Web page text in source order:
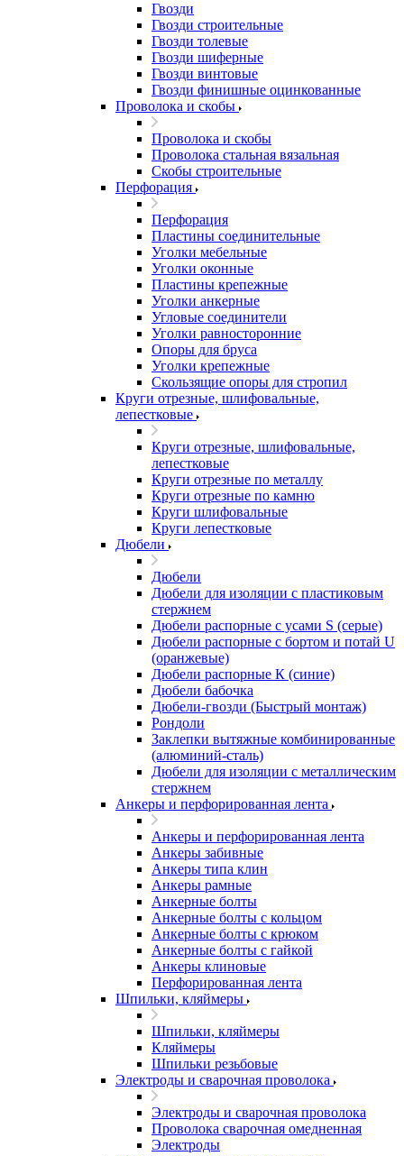
Гвозди
Гвозди строительные
Гвозди толевые
Гвозди шиферные
Гвозди винтовые
Гвозди финишные оцинкованные
Проволока и скобы
Проволока и скобы
Проволока стальная вязальная
Скобы строительные
Перфорация
Перфорация
Пластины соединительные
Уголки мебельные
Уголки оконные
Пластины крепежные
Уголки анкерные
Угловые соединители
Уголки равносторонние
Опоры для бруса
Уголки крепежные
Скользящие опоры для стропил
Круги отрезные, шлифовальные,
лепестковые
Круги отрезные, шлифовальные,
лепестковые
Круги отрезные по металлу
Круги отрезные по камню
Круги шлифовальные
Круги лепестковые
Дюбели
Дюбели
Дюбели для изоляции с пластиковым
стержнем
Дюбели распорные с усами S (серые)
Дюбели распорные c бортом и потай U
(оранжевые)
Дюбели распорные К (синие)
Дюбели бабочка
Дюбели-гвозди (Быстрый монтаж)
Рондоли
Заклепки вытяжные комбинированные
(алюминий-сталь)
Дюбели для изоляции с металлическим
стержнем
Анкеры и перфорированная лента
Анкеры и перфорированная лента
Анкеры забивные
Анкеры типа клин
Анкеры рамные
Анкерные болты
Анкерные болты с кольцом
Анкерные болты с крюком
Анкерные болты с гайкой
Анкеры клиновые
Перфорированная лента
Шпильки, кляймеры
Шпильки, кляймеры
Кляймеры
Шпильки резьбовые
Электроды и сварочная проволока
Электроды и сварочная проволока
Проволока сварочная омедненная
Электроды